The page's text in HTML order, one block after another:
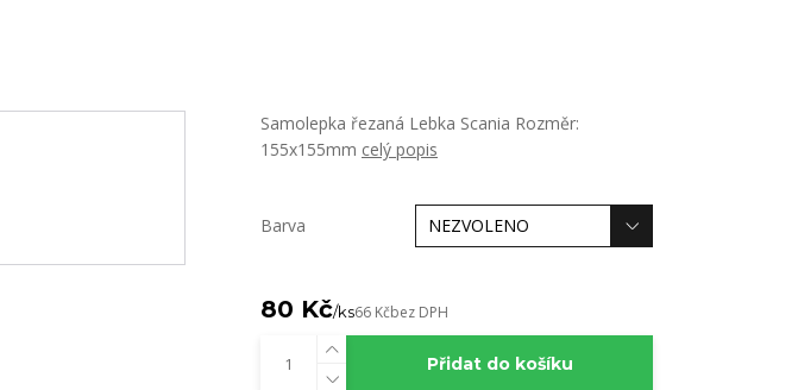
Samolepka řezaná Lebka Scania Rozměr:
155x155mm celý popis
Barva
80 Kč/ks66 Kčbez DPH
Přidat do košíku